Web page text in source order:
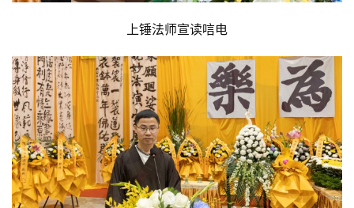
纪
录
佛
教
艺
上锤法师宣读唁电